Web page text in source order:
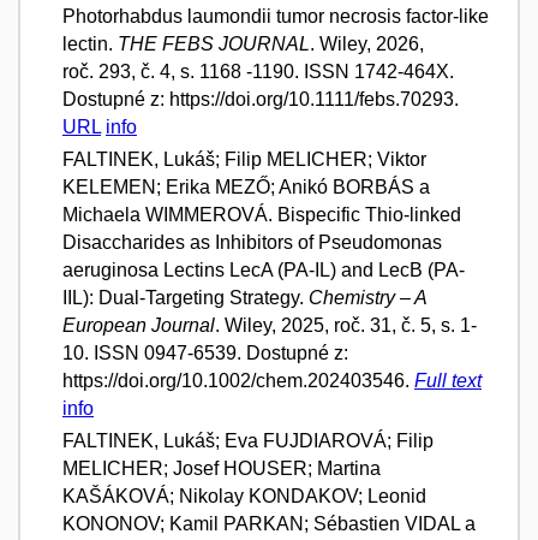
Photorhabdus laumondii tumor necrosis factor-like
lectin. THE FEBS JOURNAL. Wiley, 2026,
roč. 293, č. 4, s. 1168 -1190. ISSN 1742-464X.
Dostupné z: https://doi.org/10.1111/febs.70293.
URL info
FALTINEK, Lukáš; Filip MELICHER; Viktor
KELEMEN; Erika MEZŐ; Anikó BORBÁS a
Michaela WIMMEROVÁ. Bispecific Thio-linked
Disaccharides as Inhibitors of Pseudomonas
aeruginosa Lectins LecA (PA-IL) and LecB (PA-
IIL): Dual-Targeting Strategy. Chemistry – A
European Journal. Wiley, 2025, roč. 31, č. 5, s. 1-
10. ISSN 0947-6539. Dostupné z:
https://doi.org/10.1002/chem.202403546. Full text
info
FALTINEK, Lukáš; Eva FUJDIAROVÁ; Filip
MELICHER; Josef HOUSER; Martina
KAŠÁKOVÁ; Nikolay KONDAKOV; Leonid
KONONOV; Kamil PARKAN; Sébastien VIDAL a